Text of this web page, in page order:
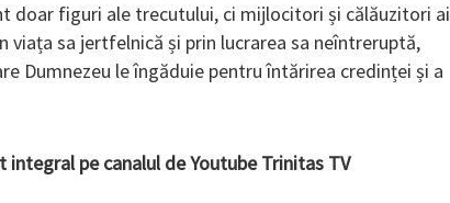
doar figuri ale trecutului, ci mijlocitori și călăuzitori ai
viața sa jertfelnică și prin lucrarea sa neîntreruptă,
Dumnezeu le îngăduie pentru întărirea credinței și a
pe canalul de Youtube Trinitas TV